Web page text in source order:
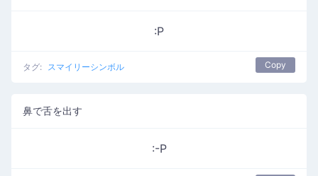
:P
タグ: スマイリーシンボル Copy
鼻で舌を出す
:-P